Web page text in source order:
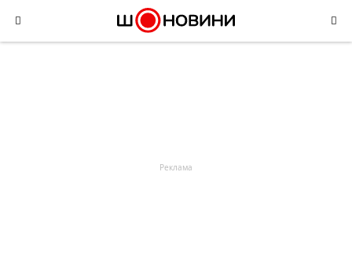
content